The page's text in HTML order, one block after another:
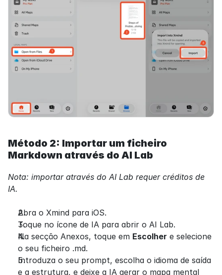
Método 2: Importar um ficheiro
Markdown através do AI Lab
Nota: importar através do AI Lab requer créditos de
IA.
Abra o Xmind para iOS.
Toque no ícone de IA para abrir o AI Lab.
Na secção Anexos, toque em Escolher e selecione
o seu ficheiro .md.
Introduza o seu prompt, escolha o idioma de saída
e a estrutura, e deixe a IA gerar o mapa mental